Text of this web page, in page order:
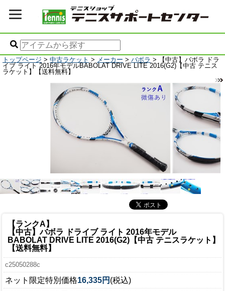
トップページ > 中古ラケット > メーカー > バボラ > 【中古】バボラ ドラ
イブ ライト 2016年モデルBABOLAT DRIVE LITE 2016(G2)【中古 テニス
ラケット】【送料無料】
【ランクA】
【中古】バボラ ドライブ ライト 2016年モデル
BABOLAT DRIVE LITE 2016(G2)【中古 テニスラケット】
【送料無料】
c25050288c
ネット限定特別価格16,335円 (税込)